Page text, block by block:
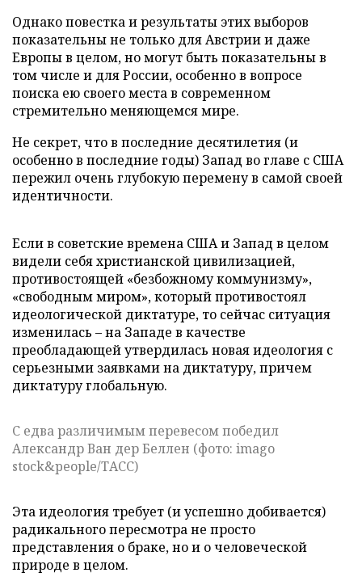
Однако повестка и результаты этих выборов
показательны не только для Австрии и даже
Европы в целом, но могут быть показательны в
том числе и для России, особенно в вопросе
поиска ею своего места в современном
стремительно меняющемся мире.
Не секрет, что в последние десятилетия (и
особенно в последние годы) Запад во главе с США
пережил очень глубокую перемену в самой своей
идентичности.
Если в советские времена США и Запад в целом
видели себя христианской цивилизацией,
противостоящей «безбожному коммунизму»,
«свободным миром», который противостоял
идеологической диктатуре, то сейчас ситуация
изменилась – на Западе в качестве
преобладающей утвердилась новая идеология с
серьезными заявками на диктатуру, причем
диктатуру глобальную.
С едва различимым перевесом победил
Александр Ван дер Беллен (фото: imago
stock&people/ТАСС)
Эта идеология требует (и успешно добивается)
радикального пересмотра не просто
представления о браке, но и о человеческой
природе в целом.